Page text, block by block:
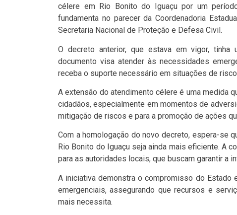
célere em Rio Bonito do Iguaçu por um
fundamenta no parecer da Coordenadoria
Secretaria Nacional de Proteção e Defesa Civil.
O decreto anterior, que estava em vigor,
documento visa atender às necessidades
receba o suporte necessário em situações de
A extensão do atendimento célere é uma medida
cidadãos, especialmente em momentos de
mitigação de riscos e para a promoção de ações
Com a homologação do novo decreto, espera-se
Rio Bonito do Iguaçu seja ainda mais eficiente. A
para as autoridades locais, que buscam garantir a
A iniciativa demonstra o compromisso do Estado
emergenciais, assegurando que recursos e
mais necessita.